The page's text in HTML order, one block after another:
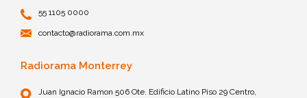
55 1105 0000
contacto@radiorama.com.mx
Radiorama Monterrey
Juan Ignacio Ramon 506 Ote. Edificio Latino Piso 29 Centro,